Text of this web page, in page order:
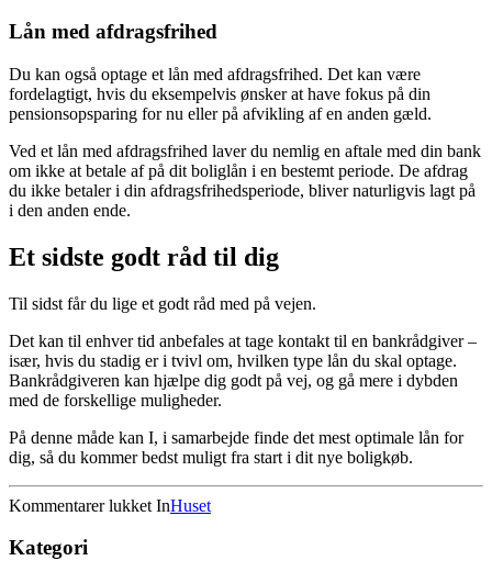
Lån med afdragsfrihed
Du kan også optage et lån med afdragsfrihed. Det kan være
fordelagtigt, hvis du eksempelvis ønsker at have fokus på din
pensionsopsparing for nu eller på afvikling af en anden gæld.
Ved et lån med afdragsfrihed laver du nemlig en aftale med din bank
om ikke at betale af på dit boliglån i en bestemt periode. De afdrag
du ikke betaler i din afdragsfrihedsperiode, bliver naturligvis lagt på
i den anden ende.
Et sidste godt råd til dig
Til sidst får du lige et godt råd med på vejen.
Det kan til enhver tid anbefales at tage kontakt til en bankrådgiver –
især, hvis du stadig er i tvivl om, hvilken type lån du skal optage.
Bankrådgiveren kan hjælpe dig godt på vej, og gå mere i dybden
med de forskellige muligheder.
På denne måde kan I, i samarbejde finde det mest optimale lån for
dig, så du kommer bedst muligt fra start i dit nye boligkøb.
Kommentarer lukkettilInHuset
Kategori